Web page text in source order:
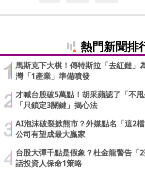
熱門新聞排
馬斯克下大棋！傳特斯拉「去紅鏈
灣「1產業」準備噴發
才喊台股破5萬點！胡采蘋認了「不
「只鎖定3關鍵」揭心法
AI泡沫破裂掀熊市？外媒點名「這2
公司有望成最大贏家
台股大彈千點是假象？杜金龍警告
話投資人保命1策略